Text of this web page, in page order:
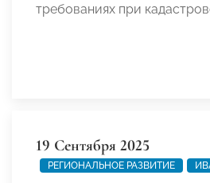
требованиях при
19 Сентября 2025
РЕГИОНАЛЬНОЕ РАЗВИТИЕ